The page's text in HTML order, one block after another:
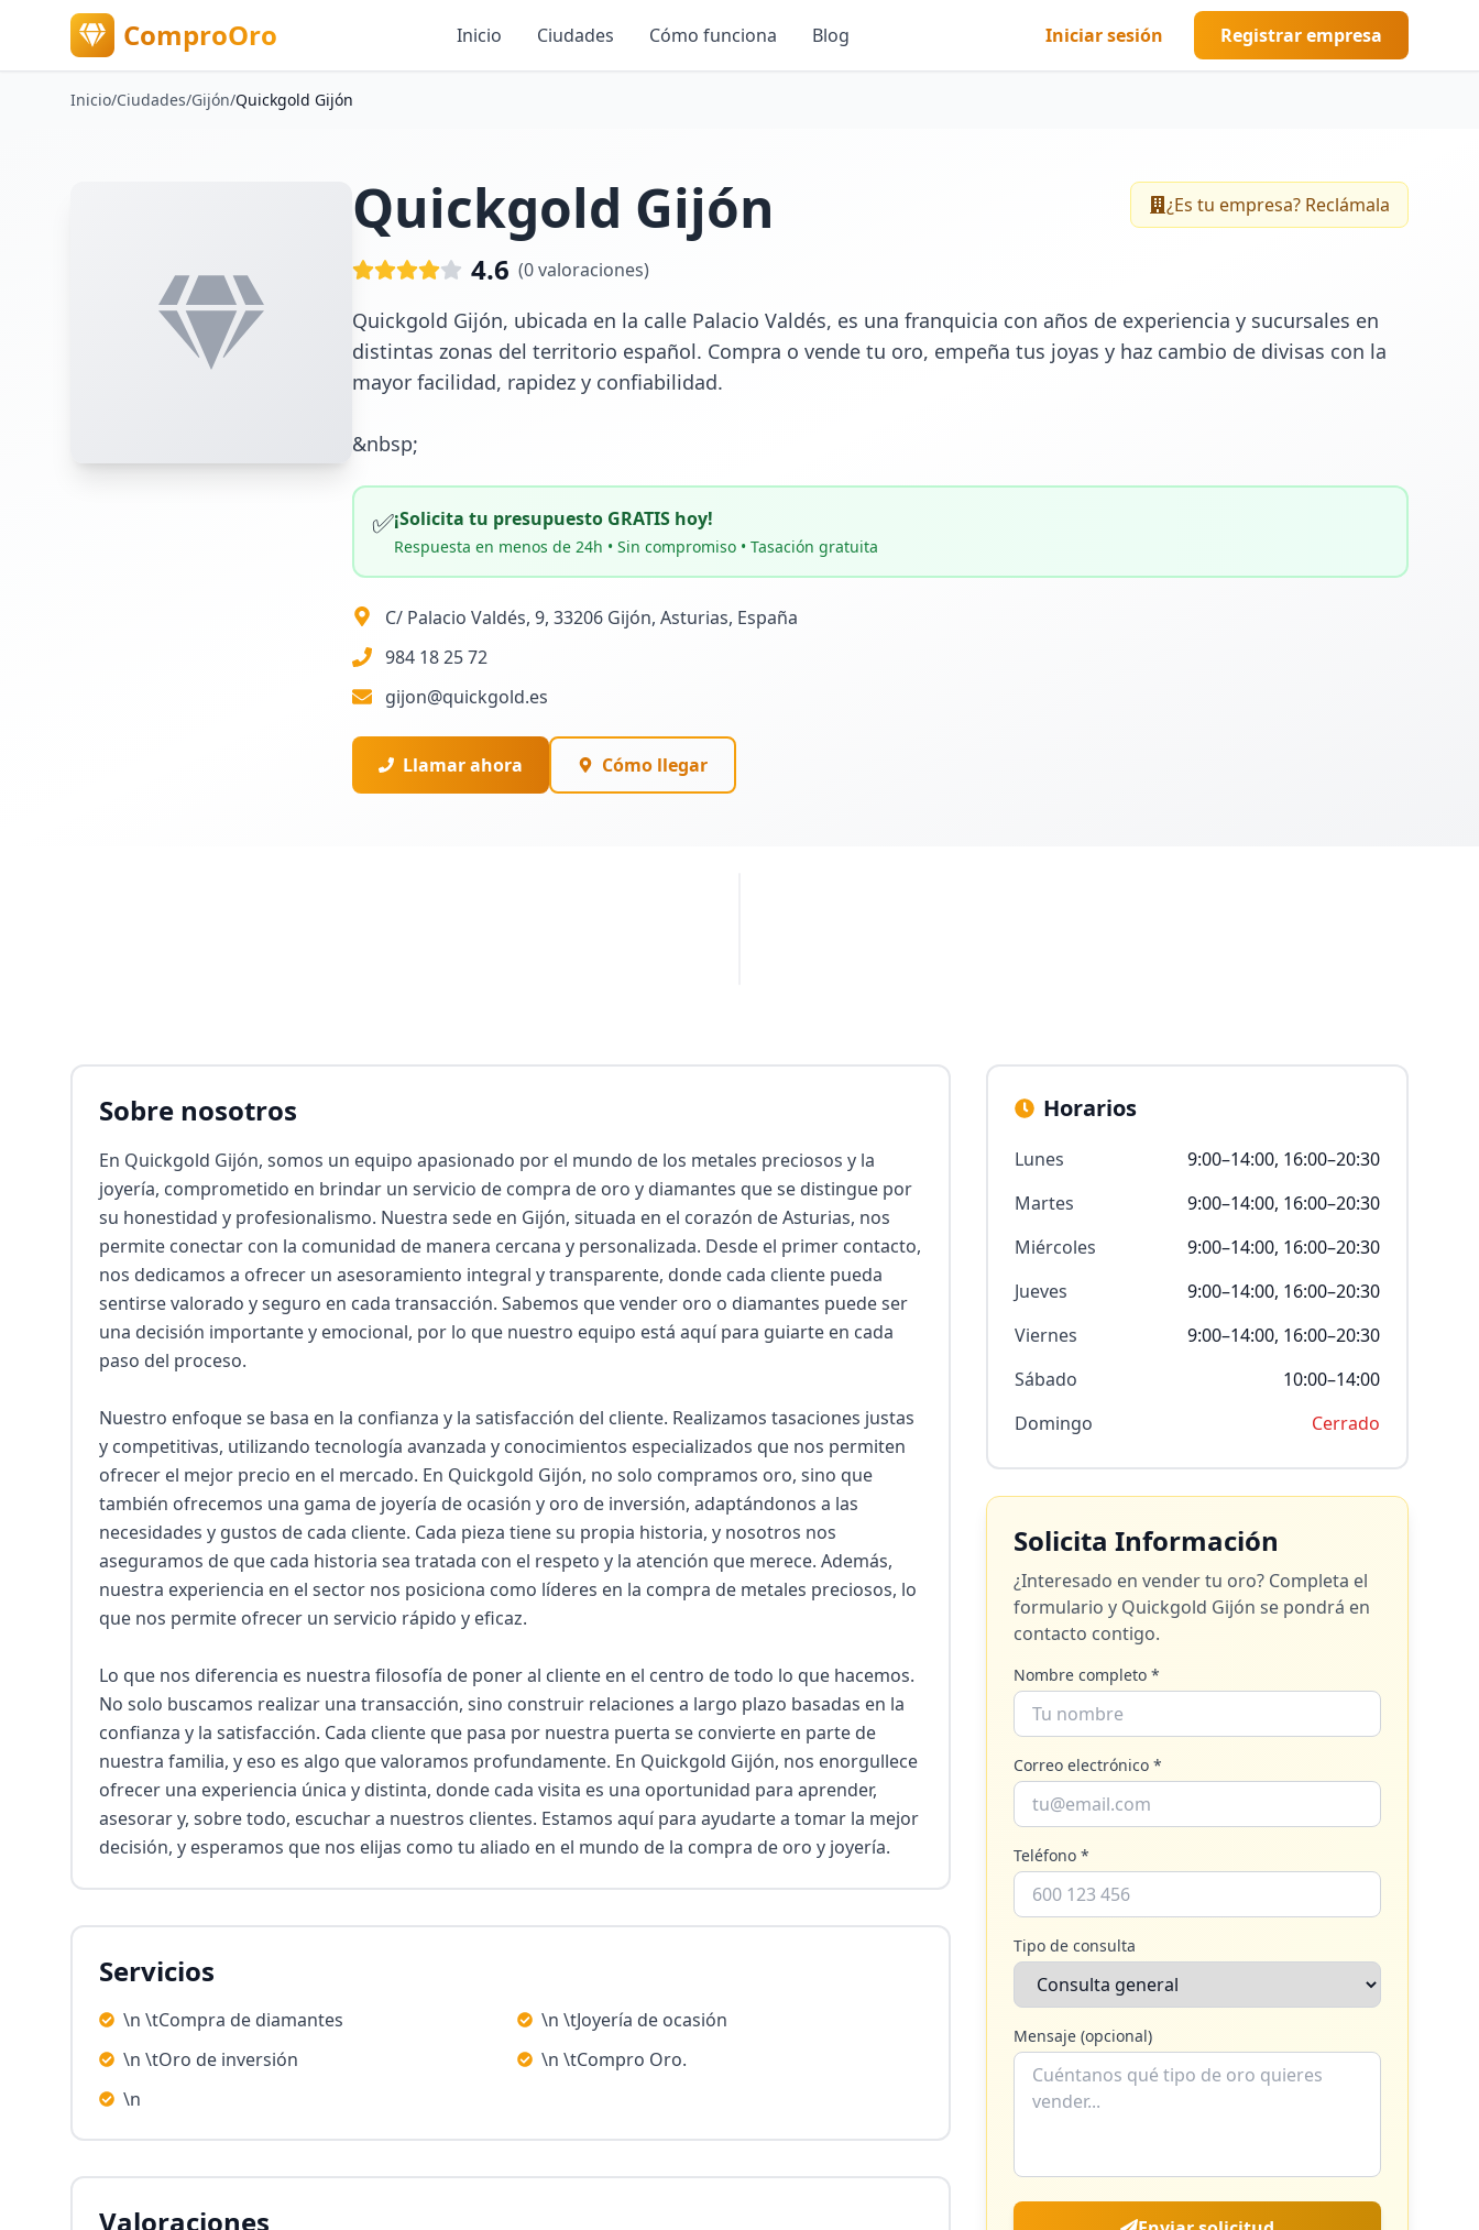
ComproOro Inicio Ciudades Cómo funciona Blog Iniciar sesión Registrar empresa
Inicio/Ciudades/Gijón/Quickgold Gijón
Quickgold Gijón ¿Es tu empresa? Reclámala
4.6 (0valoraciones)
Quickgold Gijón, ubicada en la calle Palacio Valdés, es una franquicia con años de experiencia y sucursales en
distintas zonas del territorio español. Compra o vende tu oro, empeña tus joyas y haz cambio de divisas con la
mayor facilidad, rapidez y confiabilidad.
&nbsp;
✅¡Solicita tu presupuesto GRATIS hoy!
Respuesta en menos de 24h • Sin compromiso • Tasación gratuita
C/ Palacio Valdés, 9, 33206 Gijón, Asturias, España
984 18 25 72
gijon@quickgold.es
Llamar ahora Cómo llegar
Sobre nosotros
En Quickgold Gijón, somos un equipo apasionado por el mundo de los metales preciosos y la
joyería, comprometido en brindar un servicio de compra de oro y diamantes que se distingue por
su honestidad y profesionalismo. Nuestra sede en Gijón, situada en el corazón de Asturias, nos
permite conectar con la comunidad de manera cercana y personalizada. Desde el primer contacto,
nos dedicamos a ofrecer un asesoramiento integral y transparente, donde cada cliente pueda
sentirse valorado y seguro en cada transacción. Sabemos que vender oro o diamantes puede ser
una decisión importante y emocional, por lo que nuestro equipo está aquí para guiarte en cada
paso del proceso.
Nuestro enfoque se basa en la confianza y la satisfacción del cliente. Realizamos tasaciones justas
y competitivas, utilizando tecnología avanzada y conocimientos especializados que nos permiten
ofrecer el mejor precio en el mercado. En Quickgold Gijón, no solo compramos oro, sino que
también ofrecemos una gama de joyería de ocasión y oro de inversión, adaptándonos a las
necesidades y gustos de cada cliente. Cada pieza tiene su propia historia, y nosotros nos
aseguramos de que cada historia sea tratada con el respeto y la atención que merece. Además,
nuestra experiencia en el sector nos posiciona como líderes en la compra de metales preciosos, lo
que nos permite ofrecer un servicio rápido y eficaz.
Lo que nos diferencia es nuestra filosofía de poner al cliente en el centro de todo lo que hacemos.
No solo buscamos realizar una transacción, sino construir relaciones a largo plazo basadas en la
confianza y la satisfacción. Cada cliente que pasa por nuestra puerta se convierte en parte de
nuestra familia, y eso es algo que valoramos profundamente. En Quickgold Gijón, nos enorgullece
ofrecer una experiencia única y distinta, donde cada visita es una oportunidad para aprender,
asesorar y, sobre todo, escuchar a nuestros clientes. Estamos aquí para ayudarte a tomar la mejor
decisión, y esperamos que nos elijas como tu aliado en el mundo de la compra de oro y joyería.
Servicios
\n \tCompra de diamantes
\n \tJoyería de ocasión
\n \tOro de inversión
\n \tCompro Oro.
\n
Valoraciones
Horarios
Lunes
9:00–14:00, 16:00–20:30
Martes
9:00–14:00, 16:00–20:30
Miércoles
9:00–14:00, 16:00–20:30
Jueves
9:00–14:00, 16:00–20:30
Viernes
9:00–14:00, 16:00–20:30
Sábado
10:00–14:00
Domingo
Cerrado
Solicita Información
¿Interesado en vender tu oro? Completa el
formulario y Quickgold Gijón se pondrá en
contacto contigo.
Nombre completo *
Correo electrónico *
Teléfono *
Tipo de consulta
Mensaje (opcional)